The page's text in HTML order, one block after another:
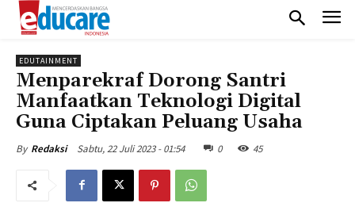
EDUTAINMENT
Menparekraf Dorong Santri
Manfaatkan Teknologi Digital
Guna Ciptakan Peluang Usaha
By Redaksi Sabtu, 22 Juli 2023 - 01:54 0 45